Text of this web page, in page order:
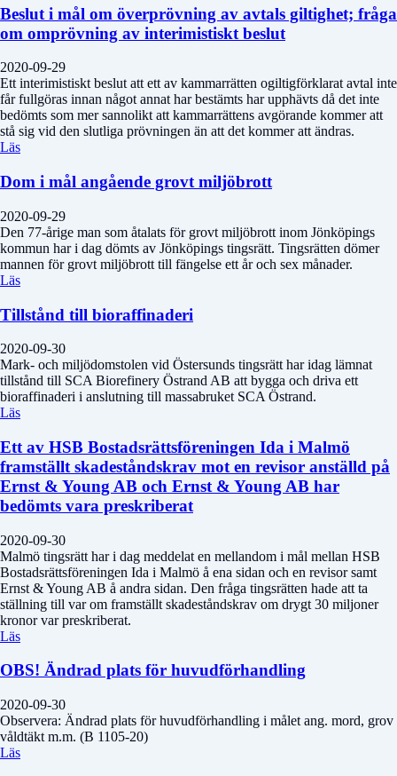
Beslut i mål om överprövning av avtals giltighet; fråga
om omprövning av interimistiskt beslut
2020-09-29
Ett interimistiskt beslut att ett av kammarrätten ogiltigförklarat avtal inte
får fullgöras innan något annat har bestämts har upphävts då det inte
bedömts som mer sannolikt att kammarrättens avgörande kommer att
stå sig vid den slutliga prövningen än att det kommer att ändras.
Läs
Dom i mål angående grovt miljöbrott
2020-09-29
Den 77-årige man som åtalats för grovt miljöbrott inom Jönköpings
kommun har i dag dömts av Jönköpings tingsrätt. Tingsrätten dömer
mannen för grovt miljöbrott till fängelse ett år och sex månader.
Läs
Tillstånd till bioraffinaderi
2020-09-30
Mark- och miljödomstolen vid Östersunds tingsrätt har idag lämnat
tillstånd till SCA Biorefinery Östrand AB att bygga och driva ett
bioraffinaderi i anslutning till massabruket SCA Östrand.
Läs
Ett av HSB Bostadsrättsföreningen Ida i Malmö
framställt skadeståndskrav mot en revisor anställd på
Ernst & Young AB och Ernst & Young AB har
bedömts vara preskriberat
2020-09-30
Malmö tingsrätt har i dag meddelat en mellandom i mål mellan HSB
Bostadsrättsföreningen Ida i Malmö å ena sidan och en revisor samt
Ernst & Young AB å andra sidan. Den fråga tingsrätten hade att ta
ställning till var om framställt skadeståndskrav om drygt 30 miljoner
kronor var preskriberat.
Läs
OBS! Ändrad plats för huvudförhandling
2020-09-30
Observera: Ändrad plats för huvudförhandling i målet ang. mord, grov
våldtäkt m.m. (B 1105-20)
Läs